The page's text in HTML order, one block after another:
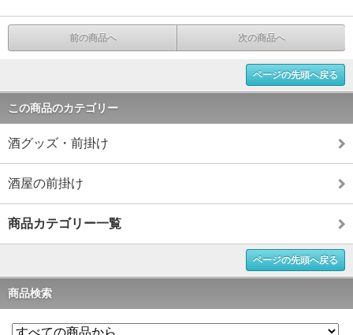
前の商品へ 次の商品へ
ページの先頭へ戻る
この商品のカテゴリー
酒グッズ・前掛け
酒屋の前掛け
商品カテゴリー一覧
ページの先頭へ戻る
商品検索